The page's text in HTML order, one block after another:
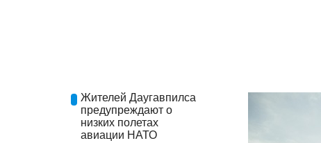
Жителей Даугавпилса
предупреждают о
низких полетах
авиации НАТО